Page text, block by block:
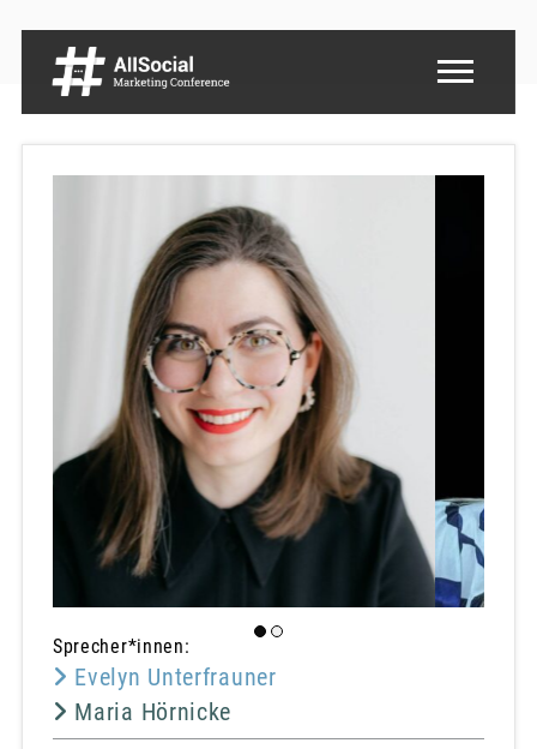
Sprecher*innen:
Evelyn Unterfrauner
Maria Hörnicke